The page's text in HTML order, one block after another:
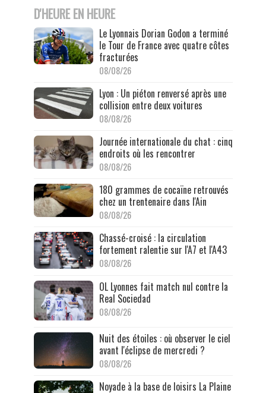
D'HEURE EN HEURE
Le Lyonnais Dorian Godon a terminé
le Tour de France avec quatre côtes
fracturées
08/08/26
Lyon : Un piéton renversé après une
collision entre deux voitures
08/08/26
Journée internationale du chat : cinq
endroits où les rencontrer
08/08/26
180 grammes de cocaïne retrouvés
chez un trentenaire dans l'Ain
08/08/26
Chassé-croisé : la circulation
fortement ralentie sur l'A7 et l'A43
08/08/26
OL Lyonnes fait match nul contre la
Real Sociedad
08/08/26
Nuit des étoiles : où observer le ciel
avant l'éclipse de mercredi ?
08/08/26
Noyade à la base de loisirs La Plaine